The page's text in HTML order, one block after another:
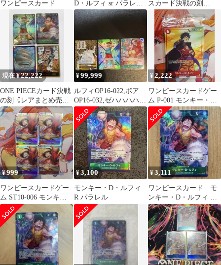
ワンピースカード
D・ルフィ sr パラレ
ル おまけ5枚（写真参
考）
スカード決戦の刻
SEC.Rパラレルまとめ
売り
現在 ¥22,222
ONE PIECEカード決戦
の刻｟レアまとめ売
り｠ルフィリーパラ(24
枚)
¥99,999
ルフィOP16-022,ボア
OP16-032,ゼハハハハハ
ハ！OP16-116
¥2,222
ワンピースカードゲー
ム P-001 モンキー・
D・ルフィ プロモ限定
品 未開封品
¥999
ワンピースカードゲー
ム ST10-006 モンキ
ー・D・ルフィ 4枚セッ
ト
¥3,100
モンキー・D・ルフィ
R パラレル
¥3,111
ワンピースカード モ
ンキー・D・ルフィ パ
ラレル OP16-034 決戦
の刻